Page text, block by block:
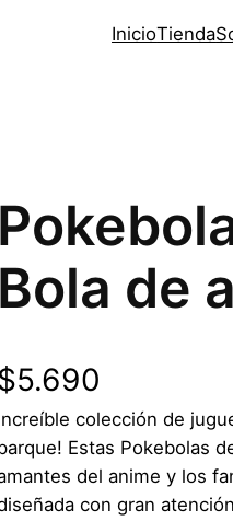
InicioTienda
Bola de
5.690
colección de
Estas Pokebolas
del anime y los
con gran